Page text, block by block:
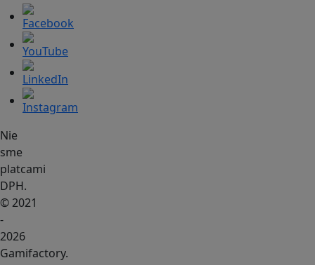
Nie
sme
platcami
DPH.
© 2021
-
2026
Gamifactory.